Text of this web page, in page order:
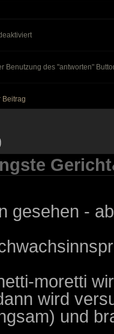
Benutzung des "antworten"
Beitrag
gesehen -
moretti
wird
und